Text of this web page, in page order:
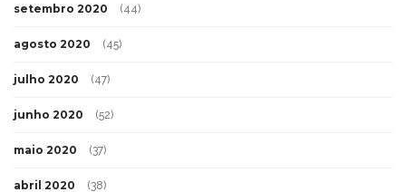
setembro 2020 (44)
agosto 2020 (45)
julho 2020 (47)
junho 2020 (52)
maio 2020 (37)
abril 2020 (38)